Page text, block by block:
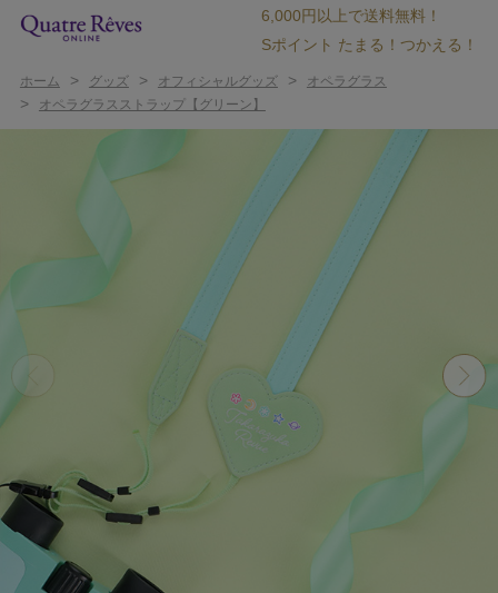
6,000円以上で送料無料！
Sポイント たまる！つかえる！
ホーム > グッズ > オフィシャルグッズ > オペラグラス
> オペラグラスストラップ【グリーン】